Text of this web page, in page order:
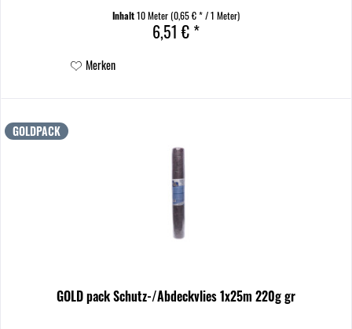
Inhalt10 Meter(0,65 € * / 1 Meter)
6,51 € *
Merken
GOLDPACK
GOLD pack Schutz-/Abdeckvlies 1x25m 220g gr